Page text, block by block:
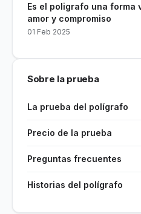
Es el poligrafo una forma
amor y compromiso
01 Feb 2025
Sobre la prueba
La prueba del polígrafo
Precio de la prueba
Preguntas frecuentes
Historias del polígrafo